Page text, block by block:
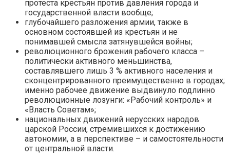
протеста крестьян против давления города и
государственной власти вообще;
глубочайшего разложения армии, также в
основном состоявшей из крестьян и не
понимавшей смысла затянувшейся войны;
революционного брожения рабочего класса –
политически активного меньшинства,
составлявшего лишь 3 % активного населения и
сконцентрированного преимущественно в городах;
именно рабочее движение выдвинуло подлинно
революционные лозунги: «Рабочий контроль» и
«Власть Советам»;
национальных движений нерусских народов
царской России, стремившихся к достижению
автономии, а в перспективе – и самостоятельности
от центральной власти.